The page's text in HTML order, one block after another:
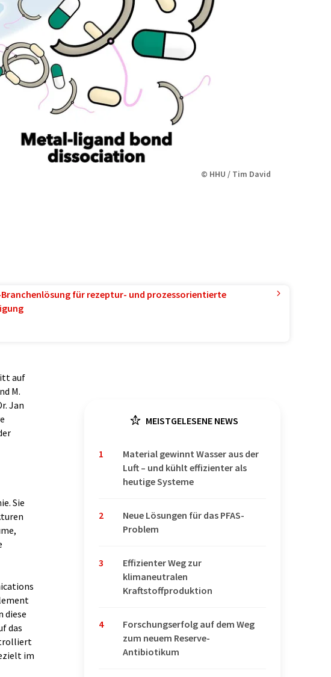
© HHU / Tim David
Branchenlösung für rezeptur- und prozessorientierte
auf
M.
Jan
Sie
diese
das
im
MEISTGELESENE NEWS
1
Material gewinnt Wasser aus der
Luft – und kühlt effizienter als
heutige Systeme
2
Neue Lösungen für das PFAS-
Problem
3
Effizienter Weg zur
klimaneutralen
Kraftstoffproduktion
4
Forschungserfolg auf dem Weg
zum neuem Reserve-
Antibiotikum